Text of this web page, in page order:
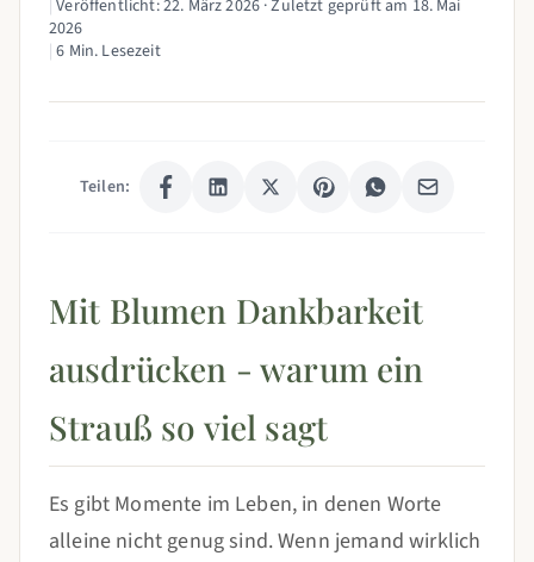
Veröffentlicht:22. März 2026 · Zuletzt geprüft am 18. Mai
2026
6 Min. Lesezeit
Teilen:
Mit Blumen Dankbarkeit
ausdrücken - warum ein
Strauß so viel sagt
Es gibt Momente im Leben, in denen Worte
alleine nicht genug sind. Wenn jemand wirklich